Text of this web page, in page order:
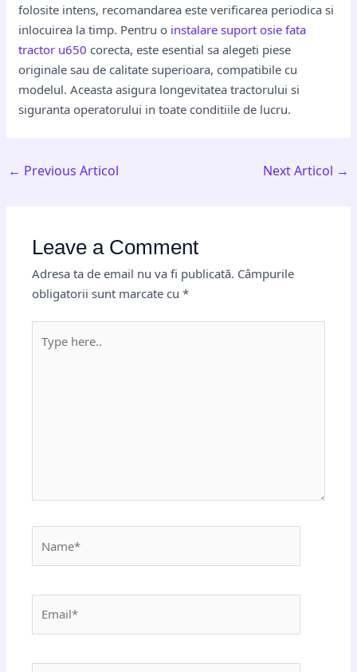
folosite intens, recomandarea este verificarea periodica si
inlocuirea la timp. Pentru o instalare suport osie fata
tractor u650 corecta, este esential sa alegeti piese
originale sau de calitate superioara, compatibile cu
modelul. Aceasta asigura longevitatea tractorului si
siguranta operatorului in toate conditiile de lucru.
← Previous Articol Next Articol →
Leave a Comment
Adresa ta de email nu va fi publicată. Câmpurile
obligatorii sunt marcate cu*
here..